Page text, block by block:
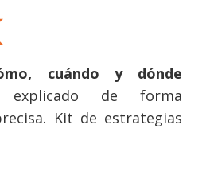
cuándo y dónde
explicado de forma
Kit de estrategias